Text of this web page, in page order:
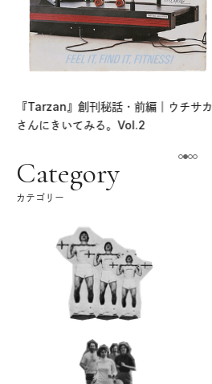
『Tarzan』創刊秘話・前編｜ウチサカ
さんにきいてみる。Vol.2
Category
カテゴリー